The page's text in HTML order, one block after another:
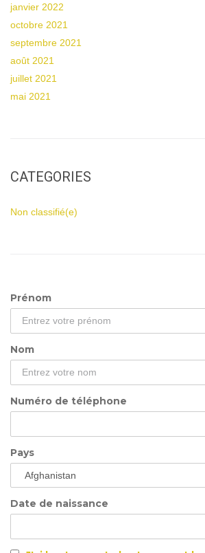
janvier 2022
octobre 2021
septembre 2021
août 2021
juillet 2021
mai 2021
CATEGORIES
Non classifié(e)
Prénom
Nom
Numéro de téléphone
Pays
Date de naissance